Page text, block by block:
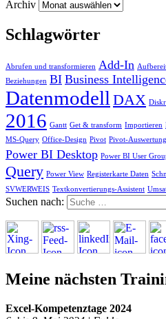
Archiv
Schlagwörter
Abrufen und transformieren Add-In
Beziehungen BI Business
Datenmodell DAX
2016 Gantt Get & transform Importieren
MS-Query Office-Design Pivot Pivot-Auswertung
Power BI Desktop Power BI User
Query Power View Registerkarte Daten
SVWERWEIS Textkonvertierungs-Assistent
Suchen nach:
Meine nächsten
Excel-Kompetenztage 2024